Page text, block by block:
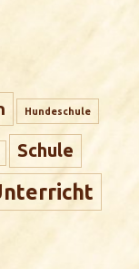
Hundeschule
Schule